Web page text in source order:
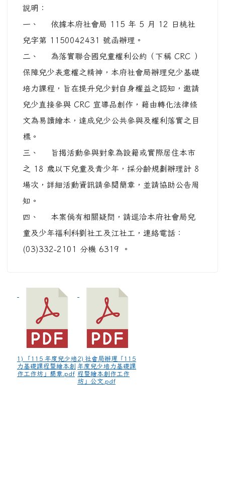
說明：
一、 依據本府社會局 115 年 5 月 12 日桃社
兒字第 1150042431 號函辦理。
二、 為落實聯合國兒童權利公約（下稱 CRC ）
保障兒少表意權之精神，本府社會局辦理兒少基礎
培力課程，旨在提升兒少對自身權益之認知，邀請
兒少直接參與 CRC 宣導品創作，藉由轉化法律條
文為易讀繪本，達成兒少公共參與及權利落實之目
標。
三、 旨揭活動參與對象為設籍或實際居住本市
之 18 歲以下兒童及青少年，採分齡規劃辦理計 8
場次，詳細活動資訊請參閱簡章，並請協助公告周
知。
四、 本案倘有相關疑問，請逕洽本府社會局兒
童及少年福利科劉社工及江社工，連絡電話：
(03)332-2101 分機 6319 。
1) 「115 年度兒少培
力基礎課程暨繪本創
作工作坊」簡章.pdf
2) 社會局辦理「115
年度兒少培力基礎課
程暨繪本創作工作
坊」公文.pdf